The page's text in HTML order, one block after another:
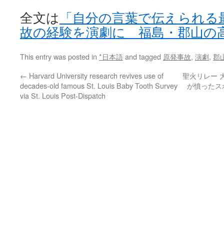
全文は 「自分の言葉で伝えられ
故の経験を演劇に 福島・郡山の
This entry was posted in *日本語and tagged 原発事故, 演劇, 郡
← Harvard University research revives use of
decades-old famous St. Louis Baby Tooth Survey
via St. Louis Post-Dispatch
聖火リレー
が憤った